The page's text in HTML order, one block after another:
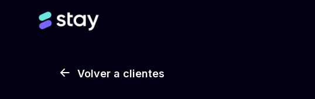
Volver a clientes